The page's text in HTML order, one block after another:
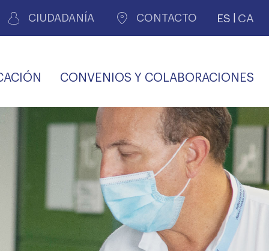
CIUDADANÍA CONTACTO ES CA
MÉDICOS POR
PERITAJE
JUDICIAL
CONVENIOS Y COLABORACIONES
COLEGIALES
PERSONAL LABORAL
COMLL
SALUD Y APOYO AL
MÉDICO
VIDA
PROFESIONAL
PREMIOS Y BECAS TRANSPARENCIA
RECETAS
privada
TRÁMITES CONSULTA
MÉDICA